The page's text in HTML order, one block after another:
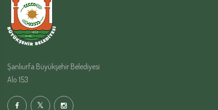
Şanlıurfa Büyükşehir Belediyesi
Alo 153